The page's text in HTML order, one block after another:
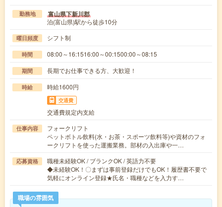
勤務地 富山県下新川郡
泊(富山県)駅から徒歩10分
曜日頻度 シフト制
時間 08:00～16:1516:00～00:1500:00～08:15
期間 長期でお仕事できる方、大歓迎！
時給 時給1600円
交通費
交通費規定内支給
仕事内容
フォークリフト
ペットボトル飲料(水・お茶・スポーツ飲料等)や資材のフォ
ークリフトを使った運搬業務。部材の入出庫や一…
応募資格
職種未経験OK / ブランクOK / 英語力不要
◆未経験OK！〇まずは事前登録だけでもOK！履歴書不要で
気軽にオンライン登録★氏名・職種などを入力す…
職場の雰囲気